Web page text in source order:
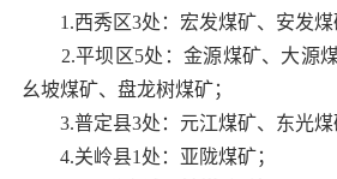
1.西秀区3处：宏发煤矿、安发煤
2.平坝区5处：金源煤矿、大源煤
幺坡煤矿、盘龙树煤矿；
3.普定县3处：元江煤矿、东光煤
4.关岭县1处：亚陇煤矿；